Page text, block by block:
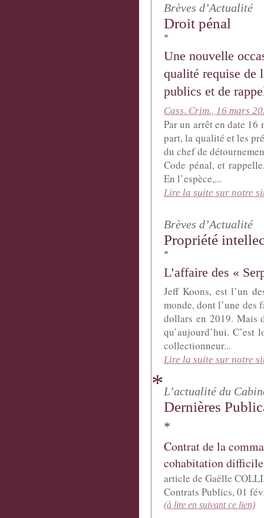
Brèves d’Actualité
Droit pénal
*
Une nouvelle
qualité requise de
publics et de
Cass. Crim., 16 mars
Par un arrêt en date 16
part, la qualité et les
du chef de
Code pénal, et
En l’espèce,...
Lire la suite sur notre
Brèves d’Actualité
Propriété
*
L’affaire des «
Jeff Koons, est l’un
monde, dont l’une des
dollars en 2019. Mais
qu’aujourd’hui. C’est
collectionneur...
Lire la suite sur notre
*L’actualité du
Dernières
*
Contrat de la
cohabitation
article de Gaëlle
Contrats Publics, 01
(à lire en suivant ce lien)